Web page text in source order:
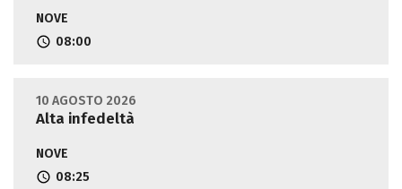
NOVE
08:00
10 AGOSTO 2026
Alta infedeltà
NOVE
08:25